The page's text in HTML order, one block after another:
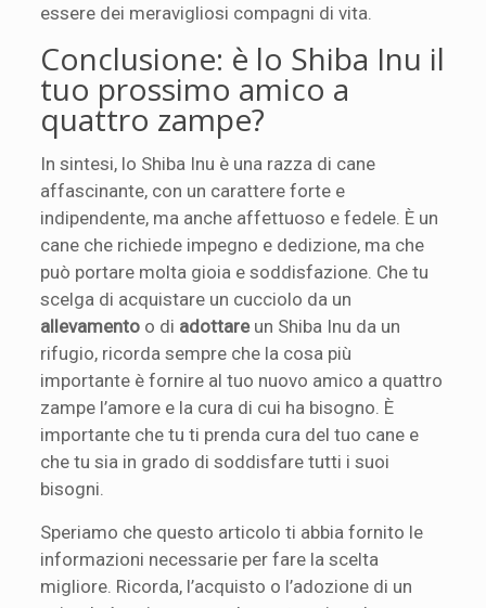
essere dei meravigliosi compagni di vita.
Conclusione: è lo Shiba Inu il
tuo prossimo amico a
quattro zampe?
In sintesi, lo Shiba Inu è una razza di cane
affascinante, con un carattere forte e
indipendente, ma anche affettuoso e fedele. È un
cane che richiede impegno e dedizione, ma che
può portare molta gioia e soddisfazione. Che tu
scelga di acquistare un cucciolo da un
allevamento o di adottareun Shiba Inu da un
rifugio, ricorda sempre che la cosa più
importante è fornire al tuo nuovo amico a quattro
zampe l’amore e la cura di cui ha bisogno. È
importante che tu ti prenda cura del tuo cane e
che tu sia in grado di soddisfare tutti i suoi
bisogni.
Speriamo che questo articolo ti abbia fornito le
informazioni necessarie per fare la scelta
migliore. Ricorda, l’acquisto o l’adozione di un